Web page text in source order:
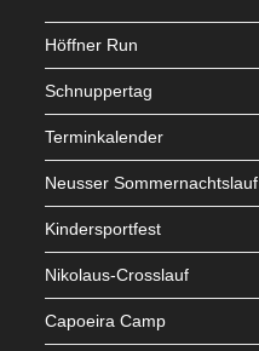
Höffner Run
Schnuppertag
Terminkalender
Neusser Sommernachtslauf
Kindersportfest
Nikolaus-Crosslauf
Capoeira Camp